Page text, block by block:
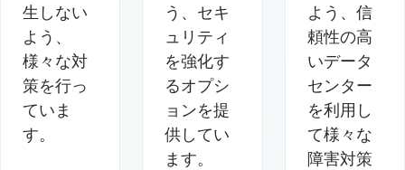
生しない
よう、
様々な対
策を行っ
ていま
す。
う、セキ
ュリティ
を強化す
るオプシ
ョンを提
供してい
ます。
よう、信
頼性の高
いデータ
センター
を利用し
て様々な
障害対策